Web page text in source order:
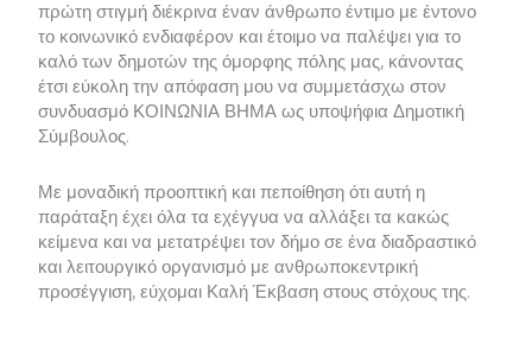
πρώτη στιγμή διέκρινα έναν άνθρωπο έντιμο με έντονο
το κοινωνικό ενδιαφέρον και έτοιμο να παλέψει για το
καλό των δημοτών της όμορφης πόλης μας, κάνοντας
έτσι εύκολη την απόφαση μου να συμμετάσχω στον
συνδυασμό ΚΟΙΝΩΝΙΑ ΒΗΜΑ ως υποψήφια Δημοτική
Σύμβουλος.
Με μοναδική προοπτική και πεποίθηση ότι αυτή η
παράταξη έχει όλα τα εχέγγυα να αλλάξει τα κακώς
κείμενα και να μετατρέψει τον δήμο σε ένα διαδραστικό
και λειτουργικό οργανισμό με ανθρωποκεντρική
προσέγγιση, εύχομαι Καλή Έκβαση στους στόχους της.